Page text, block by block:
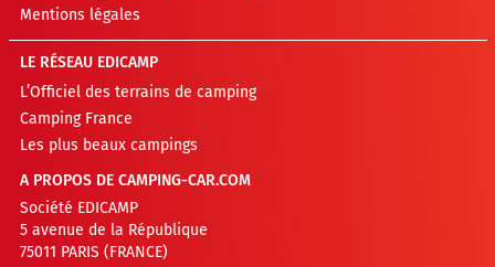
Mentions légales
LE RÉSEAU EDICAMP
L’Officiel des terrains de camping
Camping France
Les plus beaux campings
A PROPOS DE CAMPING-CAR.COM
Société EDICAMP
5 avenue de la République
75011 PARIS (FRANCE)